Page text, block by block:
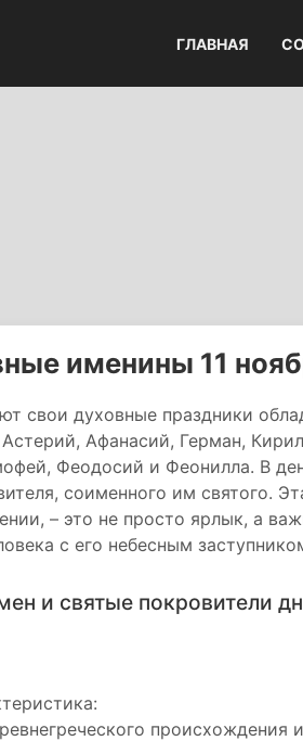
ГЛАВНАЯ
именины 11
свои духовные праздники
Афанасий, Герман,
Феодосий и Феонилла. В
соименного им святого.
– это не просто ярлык, а
с его небесным
и святые покровители
происхождения